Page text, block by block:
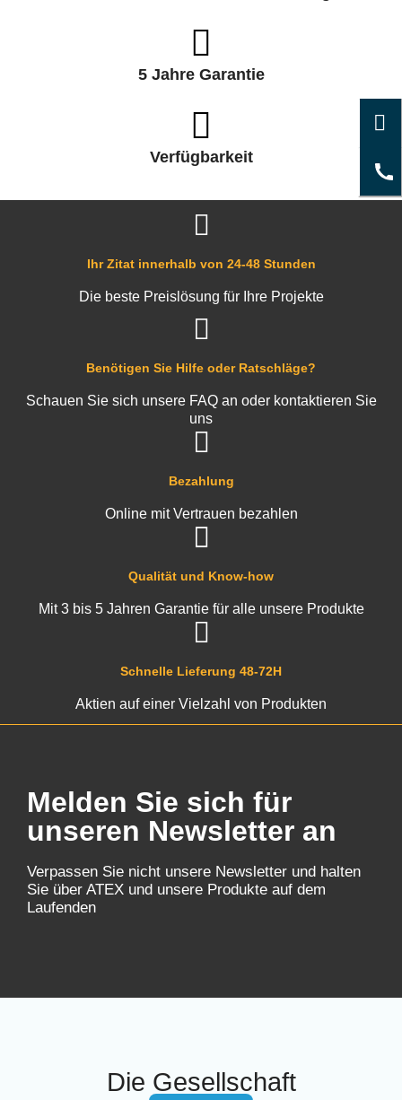
5 Jahre Garantie
Verfügbarkeit
Schnelle Lieferung 48-72H
Aktien auf einer Vielzahl von Produkten
Qualität und Know-how
Mit 3 bis 5 Jahren Garantie für alle unsere Produkte
Bezahlung
Online mit Vertrauen bezahlen
Benötigen Sie Hilfe oder Ratschläge?
Schauen Sie sich unsere FAQ an oder kontaktieren Sie
uns
Ihr Zitat innerhalb von 24-48 Stunden
Die beste Preislösung für Ihre Projekte
Melden Sie sich für
unseren Newsletter an
Verpassen Sie nicht unsere Newsletter und halten
Sie über ATEX und unsere Produkte auf dem
Laufenden
Die Gesellschaft